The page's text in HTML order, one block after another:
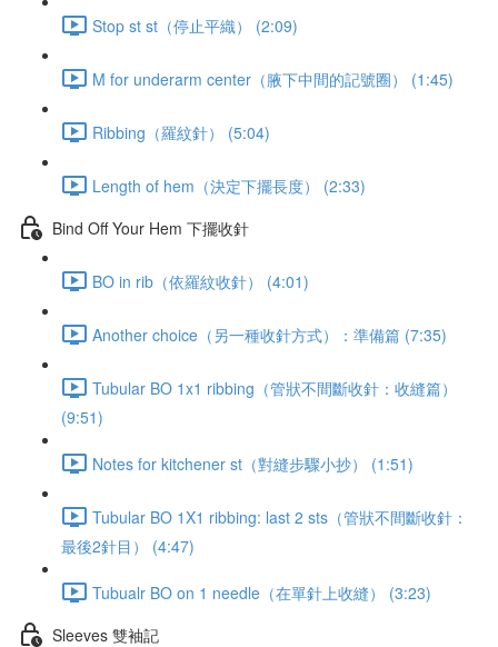
Stop st st（停止平織） (2:09)
M for underarm center（腋下中間的記號圈） (1:45)
Ribbing（羅紋針） (5:04)
Length of hem（決定下擺長度） (2:33)
Bind Off Your Hem 下擺收針
BO in rib（依羅紋收針） (4:01)
Another choice（另一種收針方式）：準備篇 (7:35)
Tubular BO 1x1 ribbing（管狀不間斷收針：收縫篇）
(9:51)
Notes for kitchener st（對縫步驟小抄） (1:51)
Tubular BO 1X1 ribbing: last 2 sts（管狀不間斷收針：
最後2針目） (4:47)
Tubualr BO on 1 needle（在單針上收縫） (3:23)
Sleeves 雙袖記